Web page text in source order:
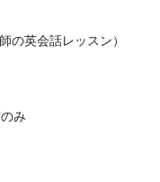
の英会話レッスン）
み